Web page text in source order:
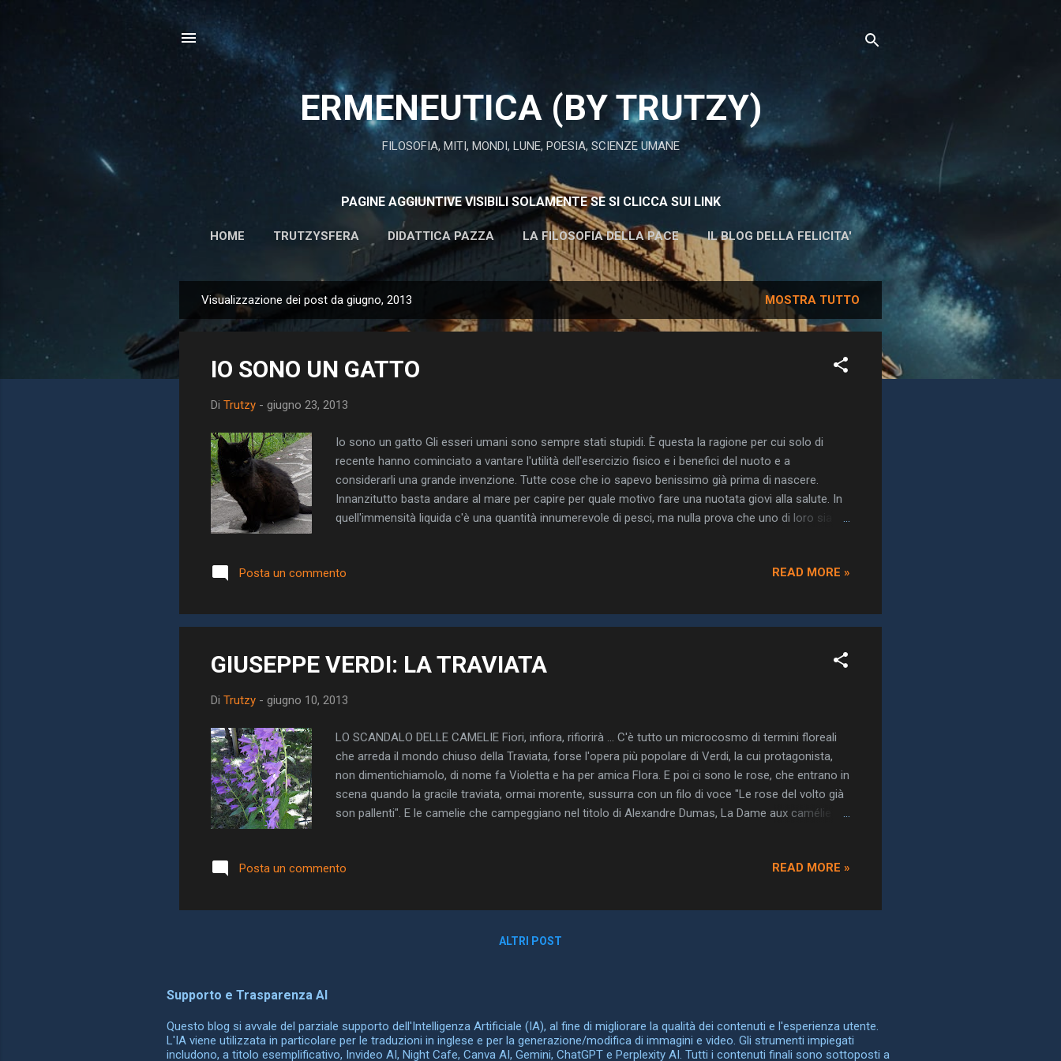
ERMENEUTICA (BY TRUTZY)
FILOSOFIA, MITI, MONDI, LUNE, POESIA, SCIENZE UMANE
PAGINE AGGIUNTIVE VISIBILI SOLAMENTE SE SI CLICCA SUI LINK
HOME TRUTZYSFERA DIDATTICA PAZZA LA FILOSOFIA DELLA PACE IL BLOG DELLA FELICITA'
LA TRUTZY PERPLESSA
o
Visualizzazione dei post da giugno, 2013 MOSTRA TUTTO
IO SONO UN GATTO
Di Trutzy - giugno 23, 2013
Io sono un gatto Gli esseri umani sono sempre stati stupidi. È questa la ragione per cui solo di
recente hanno cominciato a vantare l'utilità dell'esercizio fisico e i benefici del nuoto e a
considerarli una grande invenzione. Tutte cose che io sapevo benissimo già prima di nascere.
Innanzitutto basta andare al mare per capire per quale motivo fare una nuotata giovi alla salute. In
quell'immensità liquida c'è una quantità innumerevole di pesci, ma nulla prova che uno di loro sia
questo si dice che la morte dei pesci è un'ascenzione mentre quella degli uccelli è una caduta;
questo ventesimo secolo chi non allena il fisico si crea una pessima reputazione e passa per un
pe...
Posta un commento READ MORE »
GIUSEPPE VERDI: LA TRAVIATA
Di Trutzy - giugno 10, 2013
LO SCANDALO DELLE CAMELIE Fiori, infiora, rifiorirà ... C'è tutto un microcosmo di termini floreali
che arreda il mondo chiuso della Traviata, forse l'opera più popolare di Verdi, la cui protagonista,
non dimentichiamolo, di nome fa Violetta e ha per amica Flora. E poi ci sono le rose, che entrano in
scena quando la gracile traviata, ormai morente, sussurra con un filo di voce "Le rose del volto già
son pallenti". E le camelie che campeggiano nel titolo di Alexandre Dumas, La Dame aux camélie
all'epoca avrebbe scandalizzato le platee, e per questo fu ostacolata in tutti i modi dalla censura.
di tessuti ricamati e fiori destinati ad appassire. Un mondo decad...
Posta un commento READ MORE »
ALTRI POST
Supporto e Trasparenza AI
Questo blog si avvale del parziale supporto dell'Intelligenza Artificiale (IA), al fine di migliorare la qualità dei contenuti e l'esperienza utente.
L'IA viene utilizzata in particolare per le traduzioni in inglese e per la generazione/modifica di immagini e video. Gli strumenti impiegati
includono, a titolo esemplificativo, Invideo AI, Night Cafe, Canva AI, Gemini, ChatGPT e Perplexity AI. Tutti i contenuti finali sono sottoposti a